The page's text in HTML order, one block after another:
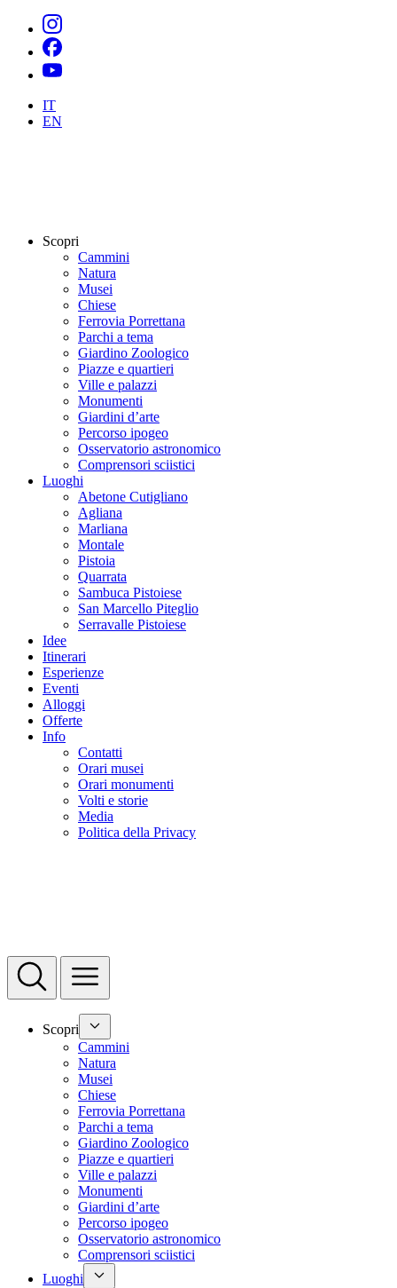
IT
EN
Scopri
Cammini
Natura
Musei
Chiese
Ferrovia Porrettana
Parchi a tema
Giardino Zoologico
Piazze e quartieri
Ville e palazzi
Monumenti
Giardini d’arte
Percorso ipogeo
Osservatorio astronomico
Comprensori sciistici
Luoghi
Abetone Cutigliano
Agliana
Marliana
Montale
Pistoia
Quarrata
Sambuca Pistoiese
San Marcello Piteglio
Serravalle Pistoiese
Idee
Itinerari
Esperienze
Eventi
Alloggi
Offerte
Info
Contatti
Orari musei
Orari monumenti
Volti e storie
Media
Politica della Privacy
Scopri
Cammini
Natura
Musei
Chiese
Ferrovia Porrettana
Parchi a tema
Giardino Zoologico
Piazze e quartieri
Ville e palazzi
Monumenti
Giardini d’arte
Percorso ipogeo
Osservatorio astronomico
Comprensori sciistici
Luoghi